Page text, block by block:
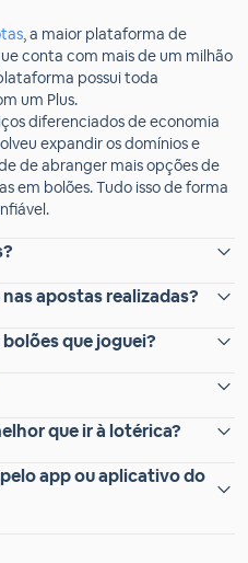
, a maior plataforma de
conta com mais de um milhão
possui toda
um Plus.
diferenciados de economia
expandir os domínios e
de abranger mais opções de
em bolões. Tudo isso de forma
apostas realizadas?
que joguei?
que ir à lotérica?
app ou aplicativo do